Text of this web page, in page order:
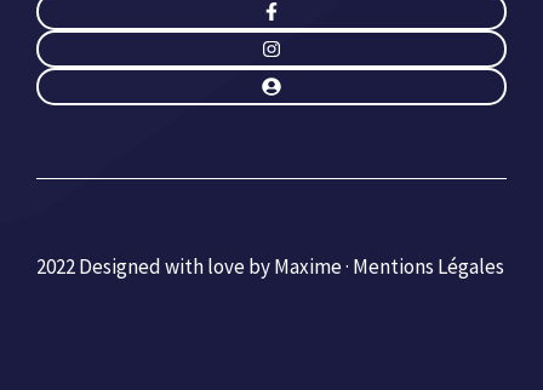
2022 Designed with love by Maxime · Mentions Légales